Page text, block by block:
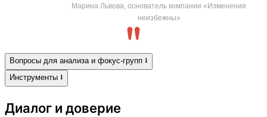
Марина Львова, основатель компании «Изменения
неизбежны»
Вопросы для анализа и фокус-групп ⭣
Инструменты ⭣
Диалог и доверие